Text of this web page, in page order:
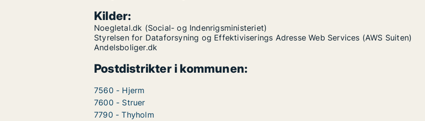
Kilder:
Noegletal.dk (Social- og Indenrigsministeriet)
Styrelsen for Dataforsyning og Effektiviserings Adresse Web Services (AWS Suiten)
Andelsboliger.dk
Postdistrikter i kommunen:
7560 - Hjerm
7600 - Struer
7790 - Thyholm